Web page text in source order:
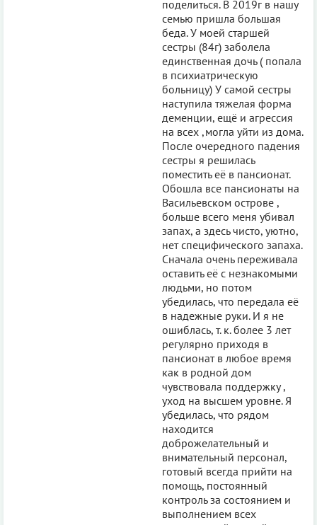
поделиться. В 2019г в нашу
семью пришла большая
беда. У моей старшей
сестры (84г) заболела
единственная дочь ( попала
в психиатрическую
больницу) У самой сестры
наступила тяжелая форма
деменции, ещё и агрессия
на всех ,могла уйти из дома.
После очередного падения
сестры я решилась
поместить её в пансионат.
Обошла все пансионаты на
Васильевском острове ,
больше всего меня убивал
запах, а здесь чисто, уютно,
нет специфического запаха.
Сначала очень переживала
оставить её с незнакомыми
людьми, но потом
убедилась, что передала её
в надежные руки. И я не
ошиблась, т. к. более 3 лет
регулярно приходя в
пансионат в любое время
как в родной дом
чувствовала поддержку ,
уход на высшем уровне. Я
убедилась, что рядом
находится
доброжелательный и
внимательный персонал,
готовый всегда прийти на
помощь, постоянный
контроль за состоянием и
выполнением всех